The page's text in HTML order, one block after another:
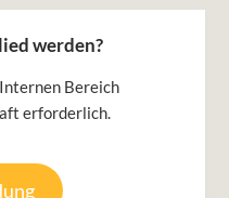
werden?
Bereich
erforderlich.